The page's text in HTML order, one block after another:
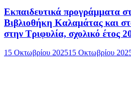
Εκπαιδευτικά προγράμματα
Βιβλιοθήκη Καλαμάτας και
στην Τριφυλία, σχολικό έτος
15 Οκτωβρίου 202515 Οκτωβρίου